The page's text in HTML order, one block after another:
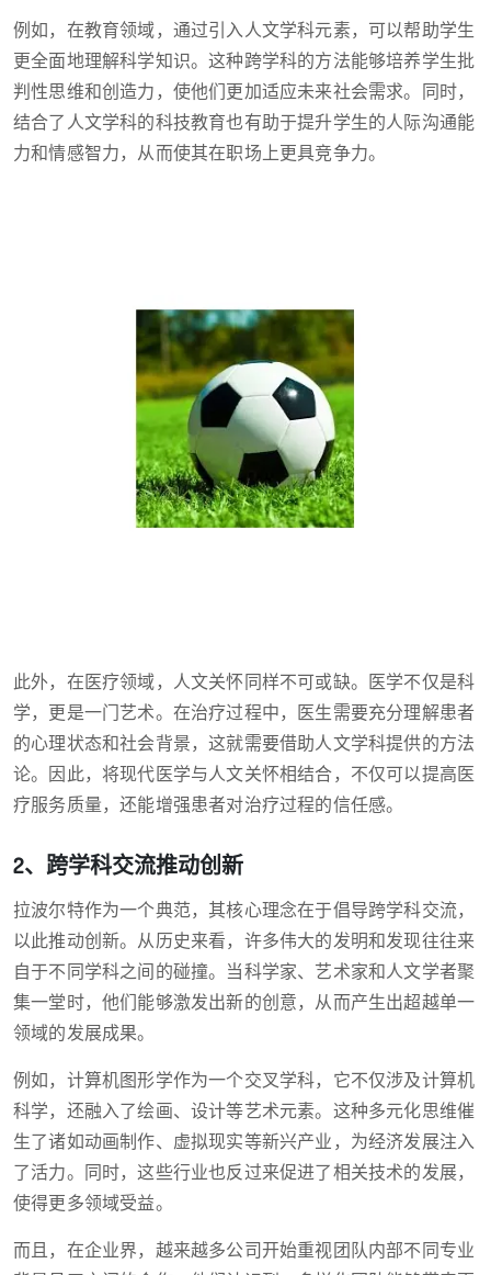
例如，在教育领域，通过引入人文学科元素，可以帮助学生
更全面地理解科学知识。这种跨学科的方法能够培养学生批
判性思维和创造力，使他们更加适应未来社会需求。同时，
结合了人文学科的科技教育也有助于提升学生的人际沟通能
力和情感智力，从而使其在职场上更具竞争力。
此外，在医疗领域，人文关怀同样不可或缺。医学不仅是科
学，更是一门艺术。在治疗过程中，医生需要充分理解患者
的心理状态和社会背景，这就需要借助人文学科提供的方法
论。因此，将现代医学与人文关怀相结合，不仅可以提高医
疗服务质量，还能增强患者对治疗过程的信任感。
2、跨学科交流推动创新
拉波尔特作为一个典范，其核心理念在于倡导跨学科交流，
以此推动创新。从历史来看，许多伟大的发明和发现往往来
自于不同学科之间的碰撞。当科学家、艺术家和人文学者聚
集一堂时，他们能够激发出新的创意，从而产生出超越单一
领域的发展成果。
例如，计算机图形学作为一个交叉学科，它不仅涉及计算机
科学，还融入了绘画、设计等艺术元素。这种多元化思维催
生了诸如动画制作、虚拟现实等新兴产业，为经济发展注入
了活力。同时，这些行业也反过来促进了相关技术的发展，
使得更多领域受益。
而且，在企业界，越来越多公司开始重视团队内部不同专业